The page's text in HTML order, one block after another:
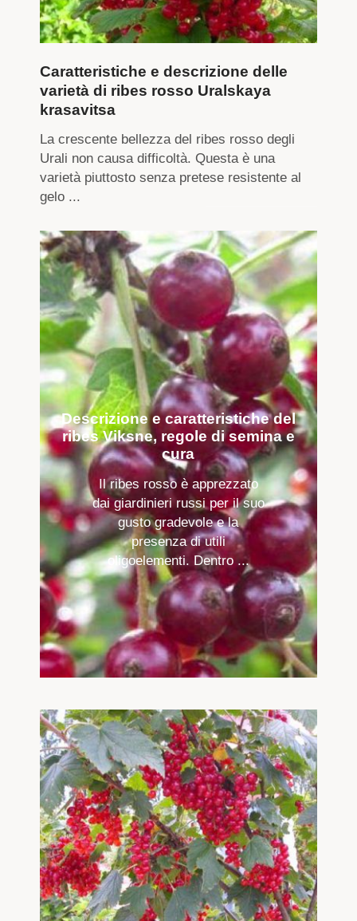
Caratteristiche e descrizione delle
varietà di ribes rosso Uralskaya
krasavitsa
La crescente bellezza del ribes rosso degli
Urali non causa difficoltà. Questa è una
varietà piuttosto senza pretese resistente al
gelo ...
Descrizione e caratteristiche del
ribes Viksne, regole di semina e
cura
Il ribes rosso è apprezzato
dai giardinieri russi per il suo
gusto gradevole e la
presenza di utili
oligoelementi. Dentro ...